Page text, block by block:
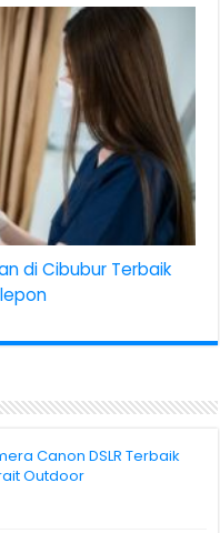
di Cibubur Terbaik
Canon DSLR Terbaik
Outdoor